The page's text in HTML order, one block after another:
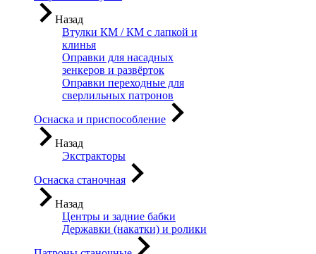
Назад
Втулки КМ / КМ с лапкой и
клинья
Оправки для насадных
зенкеров и развёрток
Оправки переходные для
сверлильных патронов
Оснаска и приспособление
Назад
Экстракторы
Оснаска станочная
Назад
Центры и задние бабки
Державки (накатки) и ролики